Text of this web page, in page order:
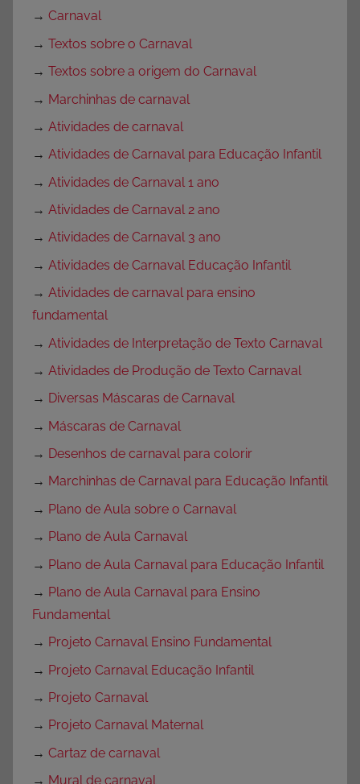
→ Carnaval
→ Textos sobre o Carnaval
→ Textos sobre a origem do Carnaval
→ Marchinhas de carnaval
→ Atividades de carnaval
→ Atividades de Carnaval para Educação Infantil
→ Atividades de Carnaval 1 ano
→ Atividades de Carnaval 2 ano
→ Atividades de Carnaval 3 ano
→ Atividades de Carnaval Educação Infantil
→ Atividades de carnaval para ensino
fundamental
→ Atividades de Interpretação de Texto Carnaval
→ Atividades de Produção de Texto Carnaval
→ Diversas Máscaras de Carnaval
→ Máscaras de Carnaval
→ Desenhos de carnaval para colorir
→ Marchinhas de Carnaval para Educação Infantil
→ Plano de Aula sobre o Carnaval
→ Plano de Aula Carnaval
→ Plano de Aula Carnaval para Educação Infantil
→ Plano de Aula Carnaval para Ensino
Fundamental
→ Projeto Carnaval Ensino Fundamental
→ Projeto Carnaval Educação Infantil
→ Projeto Carnaval
→ Projeto Carnaval Maternal
→ Cartaz de carnaval
→ Mural de carnaval